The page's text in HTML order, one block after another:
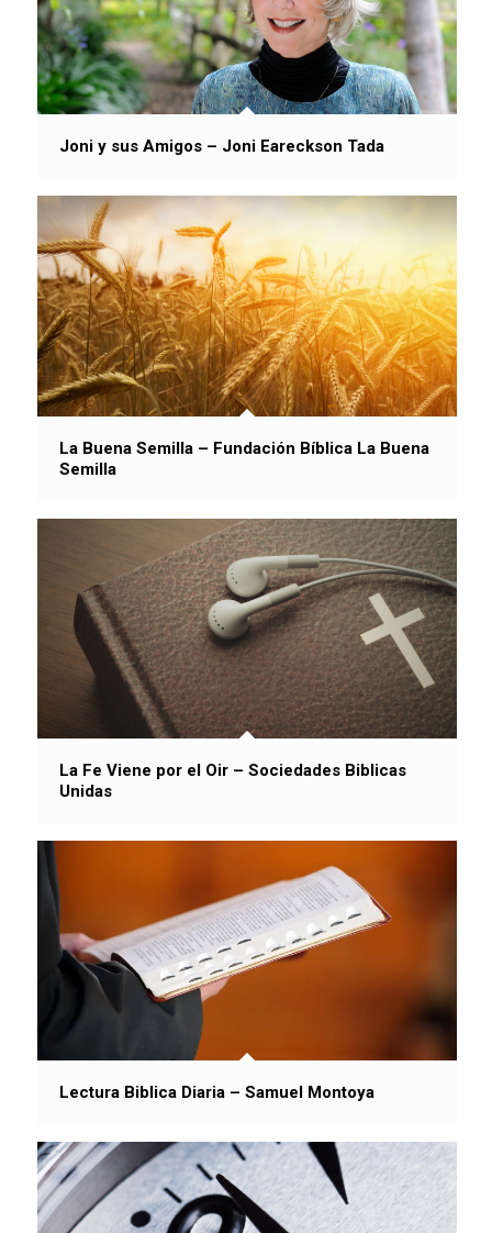
Joni y sus Amigos – Joni Eareckson Tada
La Buena Semilla – Fundación Bíblica La Buena
Semilla
La Fe Viene por el Oir – Sociedades Biblicas
Unidas
Lectura Biblica Diaria – Samuel Montoya